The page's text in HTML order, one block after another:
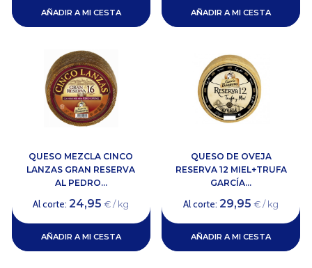
AÑADIR A MI CESTA AÑADIR A MI CESTA
QUESO MEZCLA CINCO
LANZAS GRAN RESERVA
AL PEDRO...
Al corte:24,95 € / kg
AÑADIR A MI CESTA
QUESO DE OVEJA
RESERVA 12 MIEL+TRUFA
GARCÍA...
Al corte:29,95 € / kg
AÑADIR A MI CESTA